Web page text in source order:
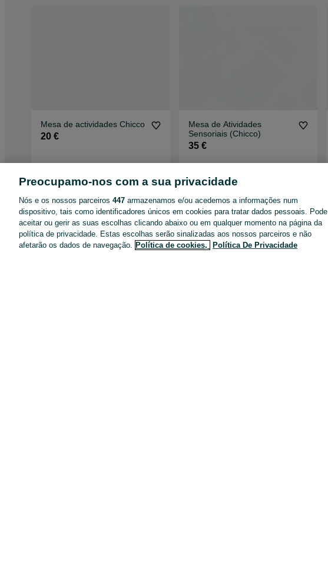
Mesa de actividades Chicco
20 €
Mesa de Atividades
Sensoriais (Chicco)
35 €
27 de julho de 2026
Preocupamo-nos com a sua privacidade
Nós e os nossos parceiros 447 armazenamos e/ou acedemos a informações num
dispositivo, tais como identificadores únicos em cookies para tratar dados pessoais. Pode
aceitar ou gerir as suas escolhas clicando abaixo ou em qualquer momento na página da
política de privacidade. Estas escolhas serão sinalizadas aos nossos parceiros e não
afetarão os dados de navegação. Política de cookies, Política De Privacidade